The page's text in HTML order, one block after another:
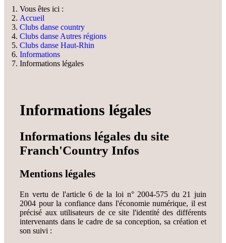
Vous êtes ici :
Accueil
Clubs danse country
Clubs danse Autres régions
Clubs danse Haut-Rhin
Informations
Informations légales
Informations légales
Informations légales du site
Franch'Country Infos
Mentions légales
En vertu de l'article 6 de la loi n° 2004-575 du 21 juin
2004 pour la confiance dans l'économie numérique, il est
précisé aux utilisateurs de ce site l'identité des différents
intervenants dans le cadre de sa conception, sa création et
son suivi :